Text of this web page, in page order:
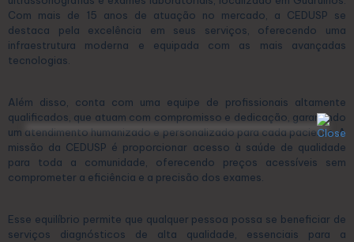
Com mais de 15 anos de atuação no mercado, a CEDUSP se
destaca pela excelência em seus serviços, oferecendo uma
infraestrutura moderna e equipada com as mais avançadas
tecnologias.
Além disso, conta com uma equipe de profissionais altamente
qualificados, que atuam com compromisso e dedicação, garantindo
um atendimento humanizado e personalizado para cada paciente. A
missão da CEDUSP é proporcionar acesso à saúde de qualidade
para toda a comunidade, oferecendo preços acessíveis sem
comprometer a eficiência e a precisão dos exames.
Esse equilíbrio permite que qualquer pessoa possa se beneficiar de
serviços diagnósticos de alta qualidade, essenciais para a